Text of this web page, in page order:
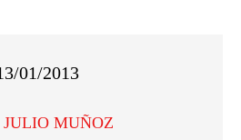
01/2013
JULIO MUÑOZ